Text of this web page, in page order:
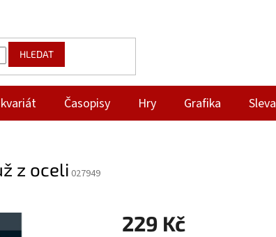
HLEDAT
Časopisy Hry Grafika Sleva
z oceli 027949
229 Kč